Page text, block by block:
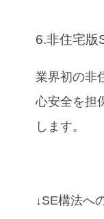
6.非住宅版
業界初の非
心安全を担
します。
↓SE構法へ